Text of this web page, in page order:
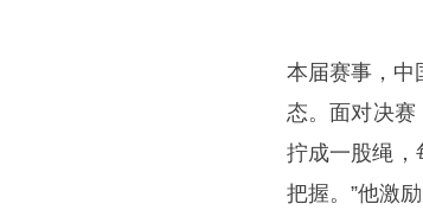
本届赛事，中
态。面对决赛
拧成一股绳，
把握。”他激